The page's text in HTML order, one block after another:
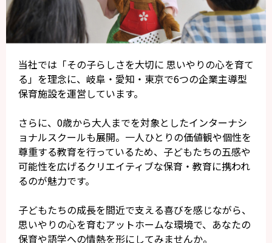
当社では「その子らしさを大切に 思いやりの心を育て
る」を理念に、岐阜・愛知・東京で6つの企業主導型
保育施設を運営しています。
さらに、0歳から大人までを対象としたインターナシ
ョナルスクールも展開。一人ひとりの価値観や個性を
尊重する教育を行っているため、子どもたちの五感や
可能性を広げるクリエイティブな保育・教育に携われ
るのが魅力です。
子どもたちの成長を間近で支える喜びを感じながら、
思いやりの心を育むアットホームな環境で、あなたの
保育や語学への情熱を形にしてみませんか。